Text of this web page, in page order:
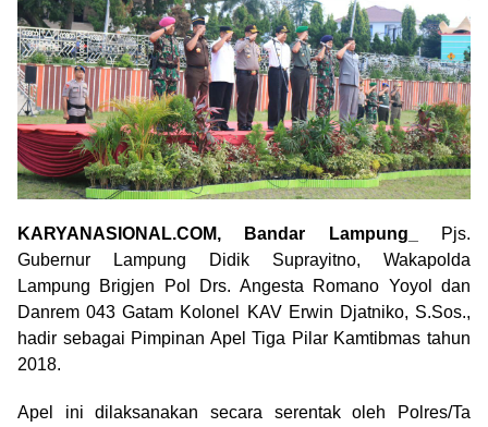
KARYANASIONAL.COM, Bandar Lampung_
Pjs.
Gubernur Lampung Didik Suprayitno, Wakapolda
Lampung Brigjen Pol Drs. Angesta Romano Yoyol dan
Danrem 043 Gatam Kolonel KAV Erwin Djatniko, S.Sos.,
hadir sebagai Pimpinan Apel Tiga Pilar Kamtibmas tahun
2018.
Apel ini dilaksanakan secara serentak oleh Polres/Ta